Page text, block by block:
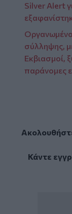
Silver Alert
Οργανωμένο
σύλληψης,
Εκβιασμοί,
παράνομες
Κάντε